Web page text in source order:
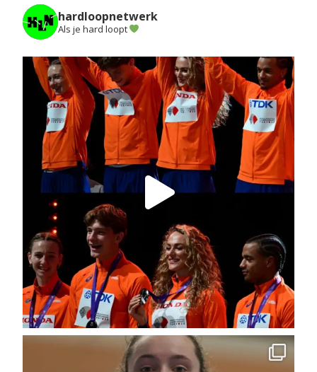
hardloopnetwerk
Als je hard loopt